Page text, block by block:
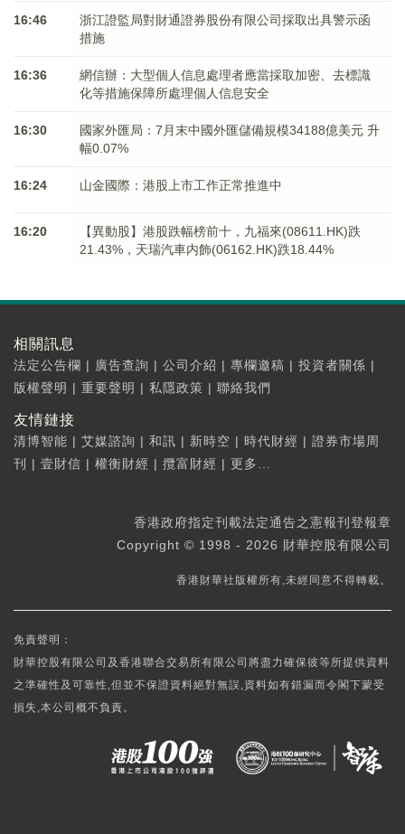
16:46
浙江證監局對財通證券股份有限公司採取出具警示函
措施
16:36
網信辦：大型個人信息處理者應當採取加密、去標識
化等措施保障所處理個人信息安全
16:30
國家外匯局：7月末中國外匯儲備規模34188億美元 升
幅0.07%
16:24 山金國際：港股上市工作正常推進中
16:20
【異動股】港股跌幅榜前十，九福來(08611.HK)跌
21.43%，天瑞汽車内飾(06162.HK)跌18.44%
相關訊息
法定公告欄 | 廣告查詢 | 公司介紹 | 專欄邀稿 | 投資者關係 |
版權聲明 | 重要聲明 | 私隱政策 | 聯絡我們
友情鏈接
清博智能 | 艾媒諮詢 | 和訊 | 新時空 | 時代財經 | 證券市場周
刊
| 壹財信 | 權衡財經 | 攬富財經 | 更多...
香港政府指定刊載法定通告之憲報刊登報章
Copyright © 1998 - 2026 財華控股有限公司
香港財華社版權所有,未經同意不得轉載。
免責聲明：
財華控股有限公司及香港聯合交易所有限公司將盡力確保彼等所提供資料
之準確性及可靠性,但並不保證資料絕對無誤,資料如有錯漏而令閣下蒙受
損失,本公司概不負責。